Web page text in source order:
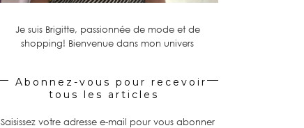
Je suis Brigitte, passionnée de mode et de
shopping! Bienvenue dans mon univers
Abonnez-vous pour recevoir
tous les articles
Saisissez votre adresse e-mail pour vous abonner